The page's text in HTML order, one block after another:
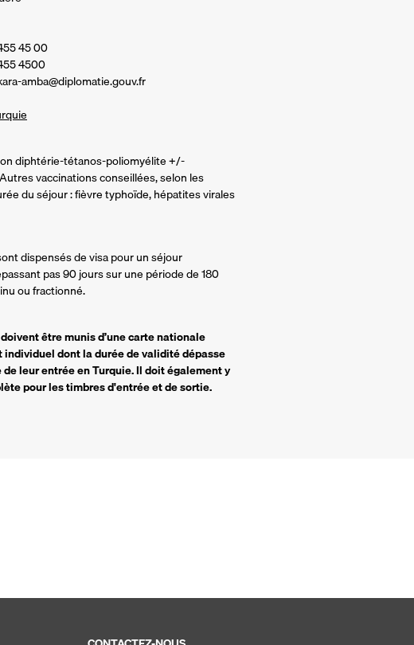
45 00
4500
amba@diplomatie.gouv.fr
diphtérie-tétanos-poliomyélite +/-
vaccinations conseillées, selon les
du séjour : fièvre typhoïde, hépatites virales
dispensés de visa pour un séjour
pas 90 jours sur une période de 180
ou fractionné.
être munis d’une carte nationale
individuel dont la durée de validité dépasse
de leur entrée en Turquie. Il doit également y
pour les timbres d'entrée et de sortie.